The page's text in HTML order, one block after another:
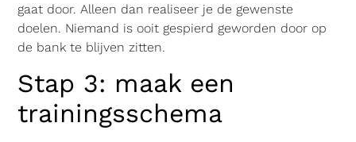
gaat door. Alleen dan realiseer je de gewenste
doelen. Niemand is ooit gespierd geworden door op
de bank te blijven zitten.
Stap 3: maak een
trainingsschema